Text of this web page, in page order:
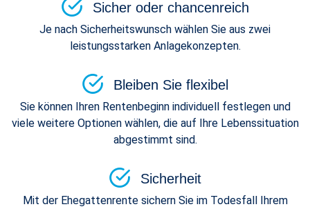
Sicher oder chancenreich
Je nach Sicherheitswunsch wählen Sie aus zwei
leistungsstarken Anlagekonzepten.
Bleiben Sie flexibel
Sie können Ihren Rentenbeginn individuell festlegen und
viele weitere Optionen wählen, die auf Ihre Lebenssituation
abgestimmt sind.
Sicherheit
Mit der Ehegattenrente sichern Sie im Todesfall Ihrem